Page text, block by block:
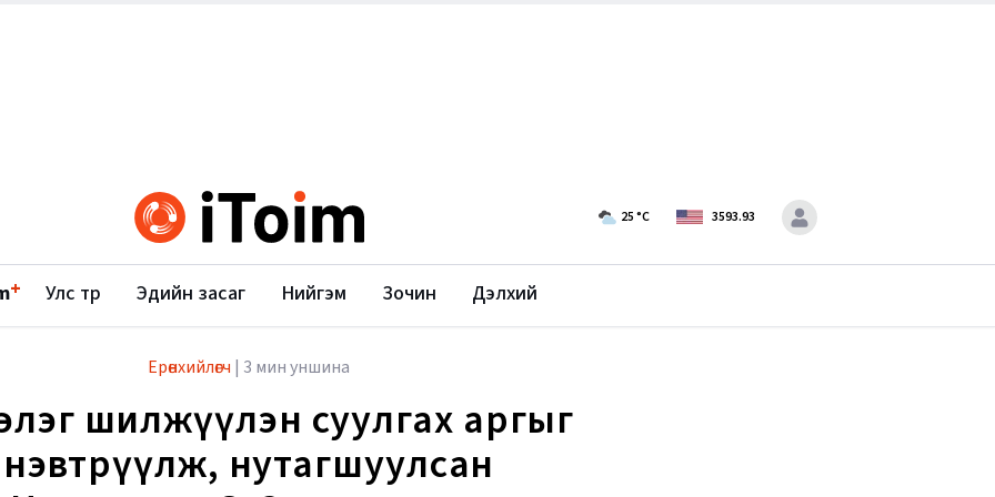
25°C 3593.93
+ Улс төр Эдийн засаг Нийгэм Зочин Дэлхий
Ерөнхийлөгч | 3 мин уншина
элэг шилжүүлэн суулгах аргыг
нэвтрүүлж, нутагшуулсан